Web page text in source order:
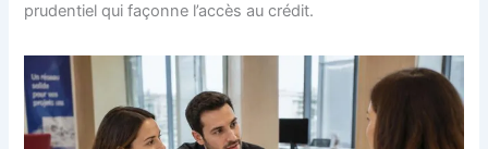
prudentiel qui façonne l’accès au crédit.